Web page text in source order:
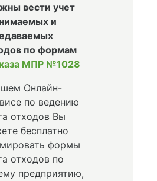
вести учет
и
по формам
МПР №1028
Онлайн-
по ведению
отходов Вы
бесплатно
формы
отходов по
предприятию,